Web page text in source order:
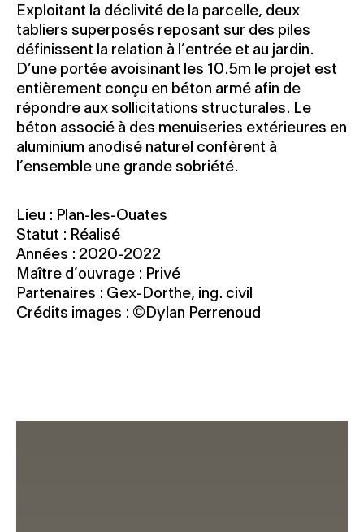
Exploitant la déclivité de la parcelle, deux
tabliers superposés reposant sur des piles
définissent la relation à l’entrée et au jardin.
D’une portée avoisinant les 10.5m le projet est
entièrement conçu en béton armé afin de
répondre aux sollicitations structurales. Le
béton associé à des menuiseries extérieures en
aluminium anodisé naturel confèrent à
l’ensemble une grande sobriété.
Lieu : Plan-les-Ouates
Statut : Réalisé
Années : 2020-2022
Maître d’ouvrage : Privé
Partenaires : Gex-Dorthe, ing. civil
Crédits images : ©Dylan Perrenoud